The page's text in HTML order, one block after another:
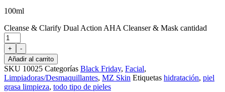
100ml
Cleanse & Clarify Dual Action AHA Cleanser & Mask cantidad
+
-
Añadir al carrito
SKU 10025 Categorías Black Friday, Facial,
Limpiadoras/Desmaquillantes, MZ Skin Etiquetas hidratación, piel
grasa limpieza, todo tipo de pieles